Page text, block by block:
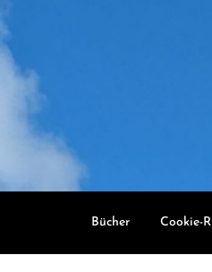
content
Bücher Cookie-